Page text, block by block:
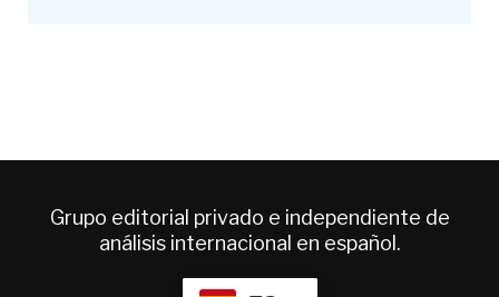
Grupo editorial privado e independiente de
análisis internacional en español.